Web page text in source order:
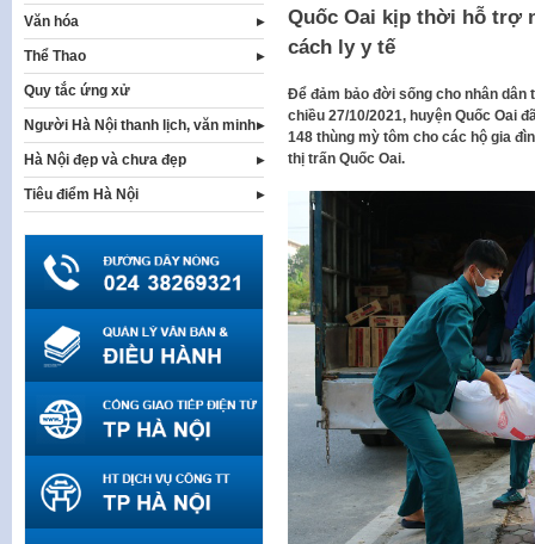
Quốc Oai kịp thời hỗ trợ
cách ly y tế
Để đảm bảo đời sống cho nhân dân
chiều 27/10/2021, huyện Quốc Oai
148 thùng mỳ tôm cho các hộ gia
thị trấn Quốc Oai.
Văn hóa
Thể Thao
Quy tắc ứng xử
Người Hà Nội thanh lịch, văn minh
Hà Nội đẹp và chưa đẹp
Tiêu điểm Hà Nội